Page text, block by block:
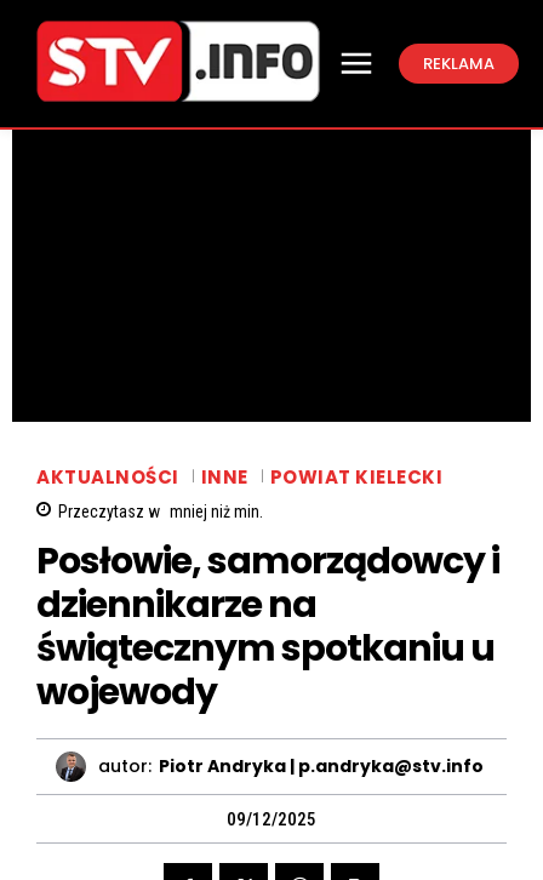
REKLAMA
AKTUALNOŚCI INNE POWIAT KIELECKI
Przeczytasz w mniej niżmin.
Posłowie, samorządowcy i
dziennikarze na
świątecznym spotkaniu u
wojewody
autor: Piotr Andryka | p.andryka@stv.info
09/12/2025